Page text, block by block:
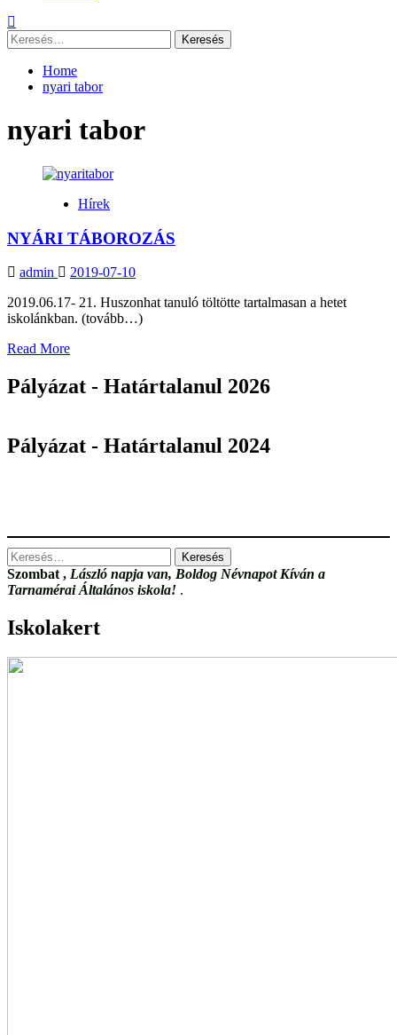
Keresés:
Home
nyari tabor
nyari tabor
Hírek
NYÁRI TÁBOROZÁS
admin
2019-07-10
2019.06.17- 21. Huszonhat tanuló töltötte tartalmasan a hetet
iskolánkban. (tovább…)
Read MoreRead
about
NYÁRI
Pályázat - Határtalanul 2026
Pályázat - Határtalanul 2024
Keresés:
Szombat , László napja van, Boldog Névnapot Kíván a
Tarnamérai Általános iskola! .
Iskolakert